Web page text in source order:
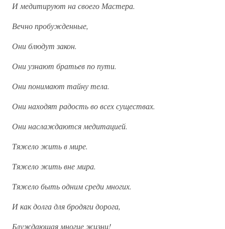
И медитируют на своего Мастера.
Вечно пробужденные,
Они блюдут закон.
Они узнают братьев по пути.
Они понимают тайну тела.
Они находят радость во всех существах.
Они наслаждаются медитацией.
Тяжело жить в мире.
Тяжело жить вне мира.
Тяжело быть одним среди многих.
И как долга для бродяги дорога,
Блуждающая многие жизни!